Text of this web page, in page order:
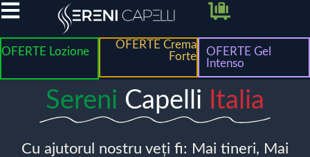
OFERTE Lozione
OFERTE Crema
Forte
OFERTE Gel
Intenso
Sereni Capelli Italia
Cu ajutorul nostru veți fi: Mai tineri, Mai